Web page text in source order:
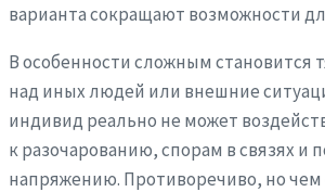
варианта сокращают возможности
В особенности сложным становится
над иных людей или внешние
индивид реально не может
к разочарованию, спорам в связях и
напряжению. Противоречиво, но чем